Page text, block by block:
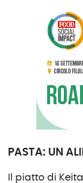
PASTA: UN
Il piatto di